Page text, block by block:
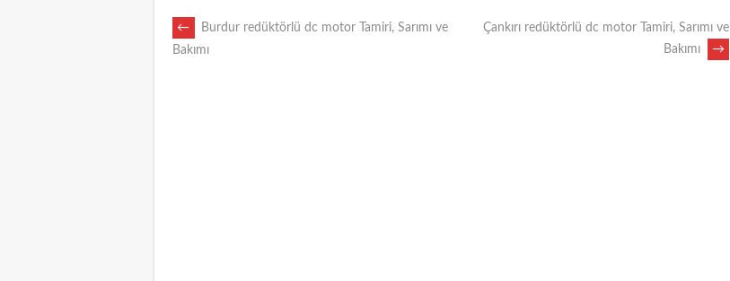
POST
←
Burdur redüktörlü dc motor Tamiri, Sarımı ve
Bakımı
Çankırı redüktörlü dc motor Tamiri, Sarımı ve
Bakımı
→